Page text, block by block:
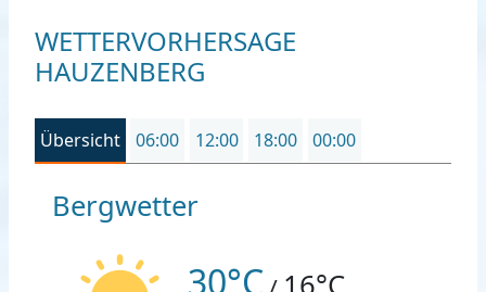
WETTERVORHERSAGE
HAUZENBERG
Übersicht 06:00 12:00 18:00 00:00
Bergwetter
30°C